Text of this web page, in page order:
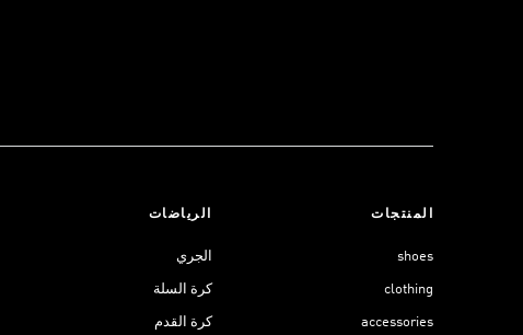
المنتجات
shoes
clothing
accessories
الرياضات
الجري
كرة السلة
كرة القدم